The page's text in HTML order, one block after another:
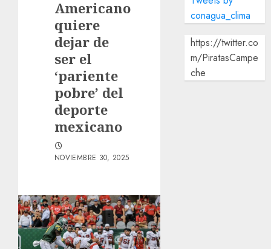
Americano
quiere
dejar de
ser el
‘pariente
pobre’ del
deporte
mexicano
NOVIEMBRE 30, 2025
conagua_clima
https://twitter.co
m/PiratasCampe
che